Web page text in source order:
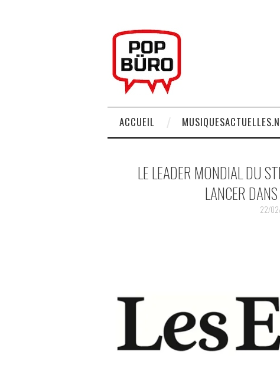
ACCUEIL
LE LEADER MONDIAL DU
LANCER
22/